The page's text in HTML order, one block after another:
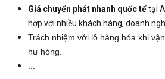
Giá chuyển phát nhanh quốc tếtại
hợp với nhiều khách hàng, doanh
Trách nhiệm với lô hàng hóa khi
hư hỏng.